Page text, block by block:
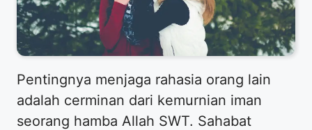
Pentingnya menjaga rahasia orang lain
adalah cerminan dari kemurnian iman
seorang hamba Allah SWT. Sahabat